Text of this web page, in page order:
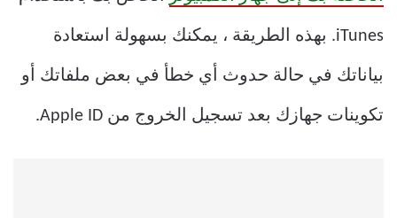
iTunes. بهذه الطريقة ، يمكنك بسهولة استعادة
بياناتك في حالة حدوث أي خطأ في بعض ملفاتك أو
تكوينات جهازك بعد تسجيل الخروج من Apple ID.